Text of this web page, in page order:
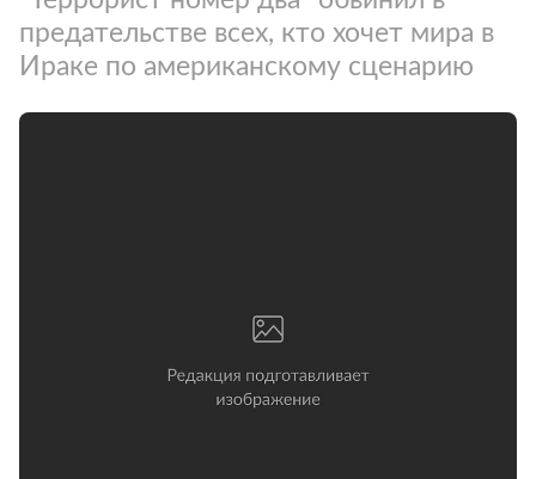
предательстве всех, кто хочет мира в
Ираке по американскому сценарию